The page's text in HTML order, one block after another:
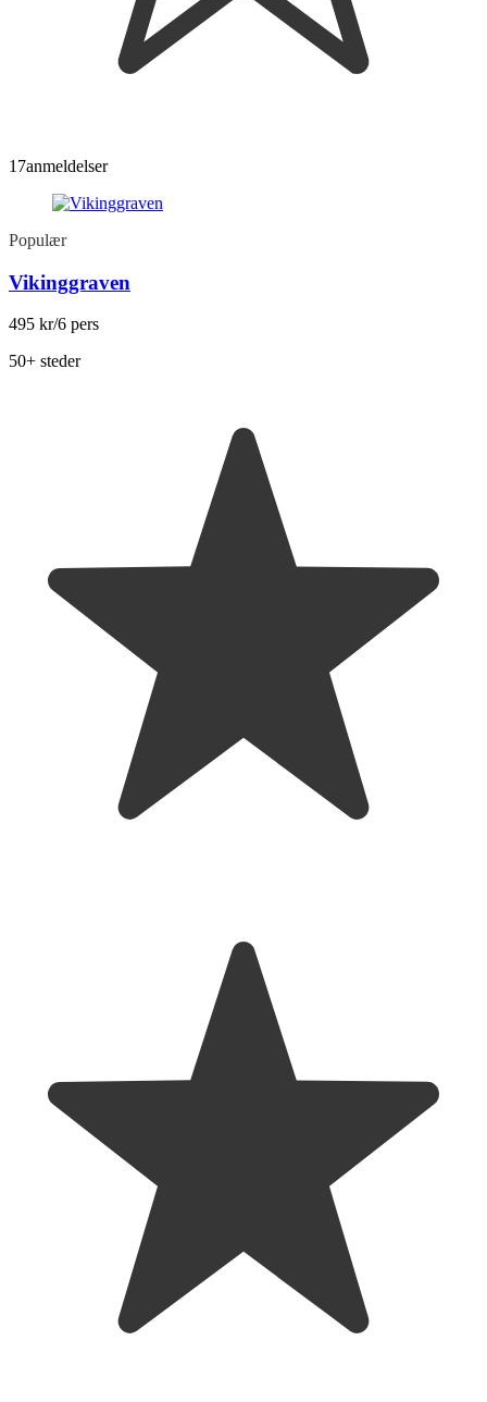
17anmeldelser
Populær
Vikinggraven
495 kr/6 pers
50+ steder